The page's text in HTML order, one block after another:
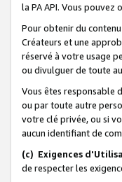
la PA API. Vous pouvez
Pour obtenir du
Créateurs et une
réservé à votre usage
ou divulguer de toute
Vous êtes responsable
ou par toute autre
votre clé privée, ou si
aucun identifiant de
(c) Exigences
de respecter les